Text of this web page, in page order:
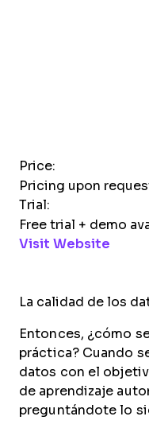
Opens new window
Price:
Pricing upon
Trial:
Free trial + demo
Visit Website
La calidad de los
Entonces, ¿cómo
práctica? Cuando
datos con el
de aprendizaje
preguntándote lo